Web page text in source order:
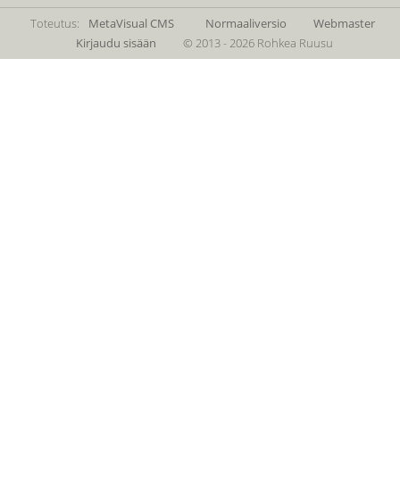
Toteutus: MetaVisual CMS Normaaliversio
Webmaster
Kirjaudu sisään
© 2013 - 2026 Rohkea Ruusu